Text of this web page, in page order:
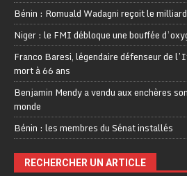
Bénin : Romuald Wadagni reçoit le
Niger : le FMI débloque une bouffée
Franco Baresi, légendaire défenseur de
mort à 66 ans
Benjamin Mendy a vendu aux enchères
monde
Bénin : les membres du Sénat installés
RECHERCHER UN ARTICLE